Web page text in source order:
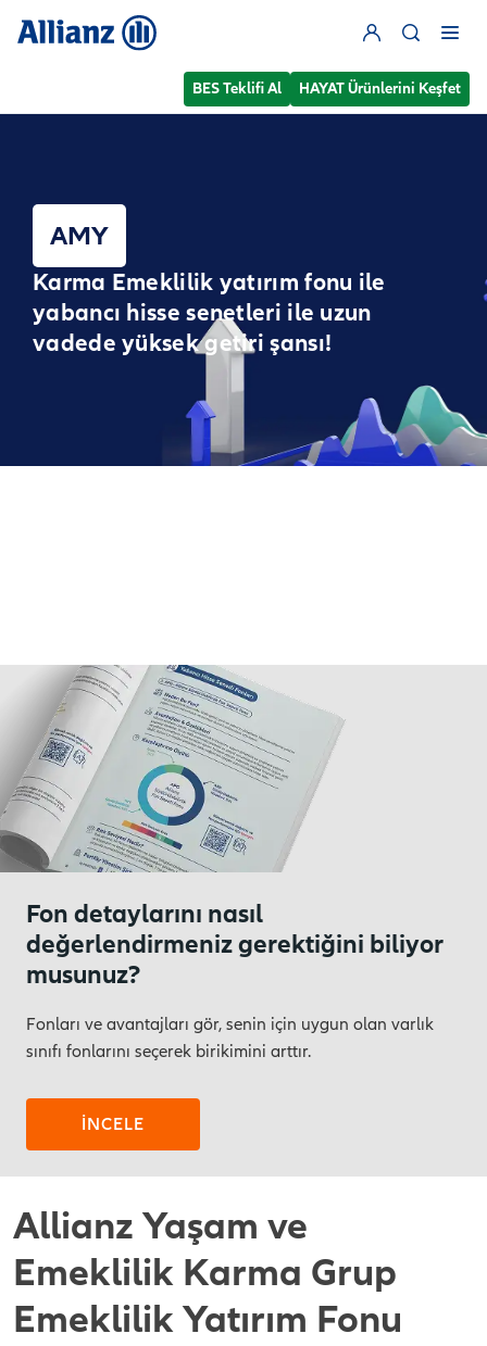
BES Teklifi Al HAYAT Ürünlerini Keşfet
AMY
Karma Emeklilik yatırım fonu ile
yabancı hisse senetleri ile uzun
vadede yüksek getiri şansı!
Fon detaylarını nasıl
değerlendirmeniz gerektiğini biliyor
musunuz?
Fonları ve avantajları gör, senin için uygun olan varlık
sınıfı fonlarını seçerek birikimini arttır.
İNCELE
Allianz Yaşam ve
Emeklilik Karma Grup
Emeklilik Yatırım Fonu